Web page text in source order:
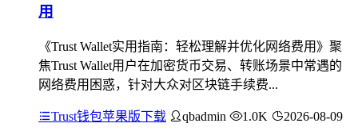
用
《Trust Wallet实用指南：轻松理解并优化网络费用》聚
焦Trust Wallet用户在加密货币交易、转账场景中常遇的
网络费用困惑，针对大众对区块链手续费...
Trust钱包苹果版下载 qbadmin 1.0K 2026-08-09